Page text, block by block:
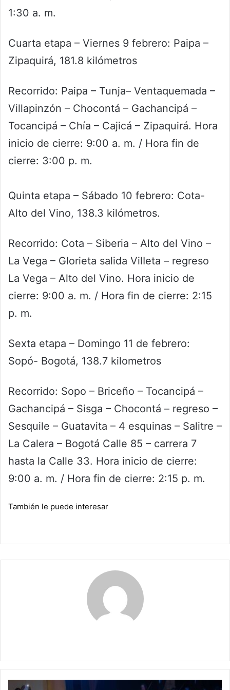
1:30 a. m.
Cuarta etapa – Viernes 9 febrero: Paipa –
Zipaquirá, 181.8 kilómetros
Recorrido: Paipa – Tunja– Ventaquemada –
Villapinzón – Chocontá – Gachancipá –
Tocancipá – Chía – Cajicá – Zipaquirá. Hora
inicio de cierre: 9:00 a. m. / Hora fin de
cierre: 3:00 p. m.
Quinta etapa – Sábado 10 febrero: Cota-
Alto del Vino, 138.3 kilómetros.
Recorrido: Cota – Siberia – Alto del Vino –
La Vega – Glorieta salida VilIeta – regreso
La Vega – Alto del Vino. Hora inicio de
cierre: 9:00 a. m. / Hora fin de cierre: 2:15
p. m.
Sexta etapa – Domingo 11 de febrero:
Sopó- Bogotá, 138.7 kilometros
Recorrido: Sopo – Briceño – Tocancipá –
Gachancipá – Sisga – Chocontá – regreso –
Sesquile – Guatavita – 4 esquinas – Salitre –
La Calera – Bogotá Calle 85 – carrera 7
hasta la Calle 33. Hora inicio de cierre:
9:00 a. m. / Hora fin de cierre: 2:15 p. m.
También le puede interesar
Nuevos